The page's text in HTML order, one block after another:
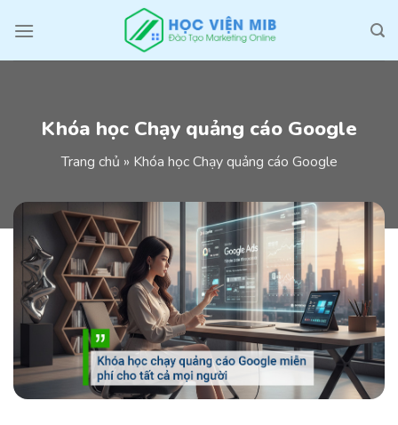
Khóa học Chạy quảng cáo Google
Trang chủ » Khóa học Chạy quảng cáo Google